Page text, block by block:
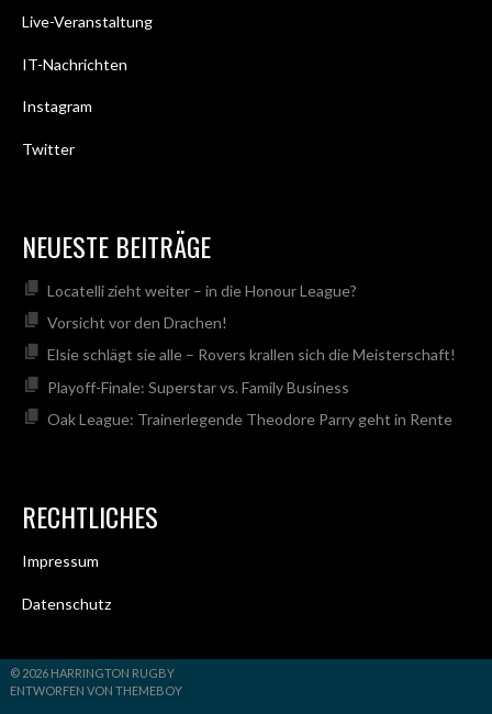
Live-Veranstaltung
IT-Nachrichten
Instagram
Twitter
NEUESTE BEITRÄGE
Locatelli zieht weiter – in die Honour League?
Vorsicht vor den Drachen!
Elsie schlägt sie alle – Rovers krallen sich die Meisterschaft!
Playoff-Finale: Superstar vs. Family Business
Oak League: Trainerlegende Theodore Parry geht in Rente
RECHTLICHES
Impressum
Datenschutz
© 2026 HARRINGTON RUGBY
ENTWORFEN VON THEMEBOY